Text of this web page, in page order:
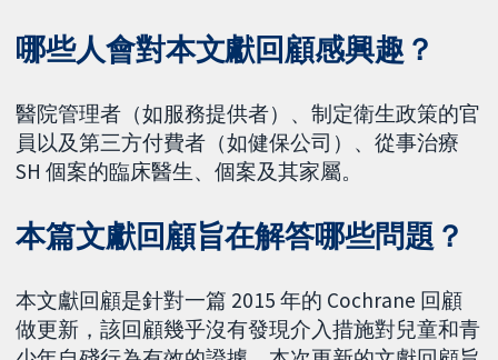
哪些人會對本文獻回顧感興趣？
醫院管理者（如服務提供者）、制定衛生政策的官
員以及第三方付費者（如健保公司）、從事治療
SH 個案的臨床醫生、個案及其家屬。
本篇文獻回顧旨在解答哪些問題？
本文獻回顧是針對一篇 2015 年的 Cochrane 回顧
做更新，該回顧幾乎沒有發現介入措施對兒童和青